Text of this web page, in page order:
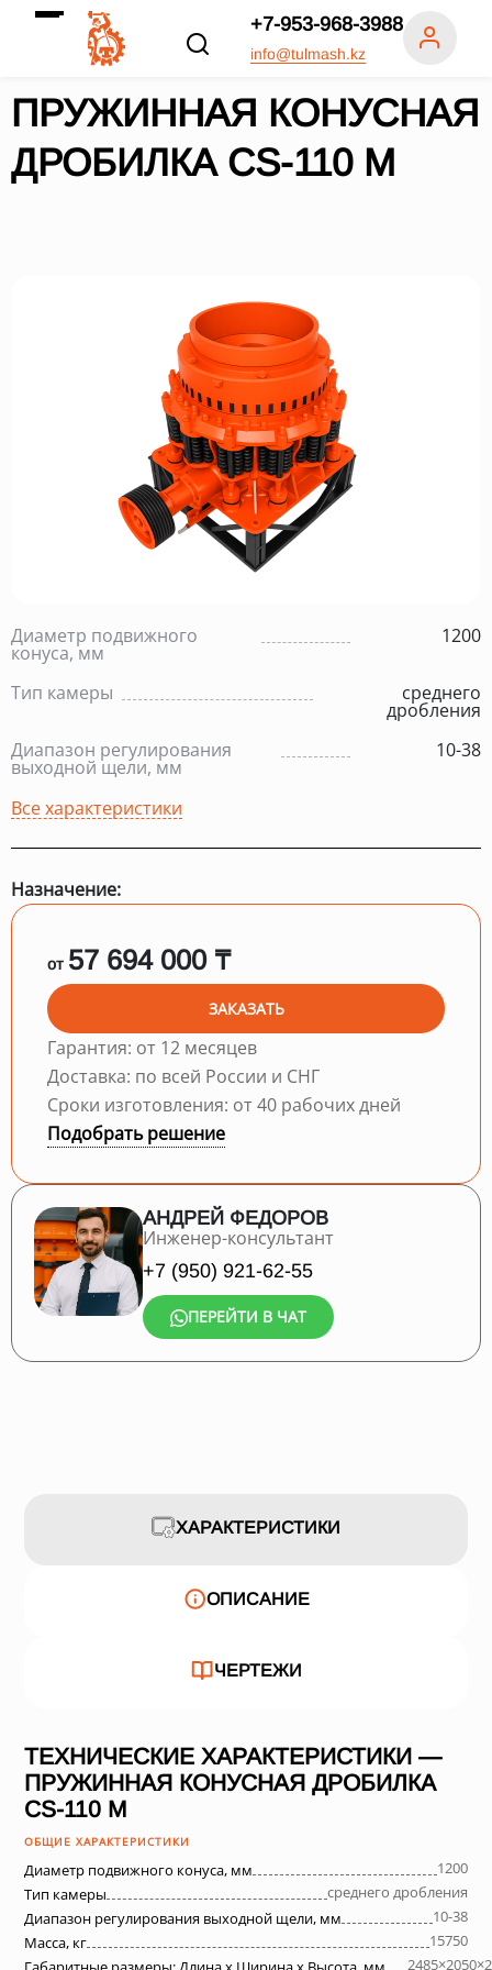
+7-953-968-3988
info@tulmash.kz
ПРУЖИННАЯ КОНУСНАЯ
ДРОБИЛКА СS-110 M
Диаметр подвижного
конуса, мм
1200
Тип камеры среднего
дробления
Диапазон регулирования
выходной щели, мм
10-38
Все характеристики
Назначение:
от 57 694 000 ₸
ЗАКАЗАТЬ
Гарантия: от 12 месяцев
Доставка: по всей России и СНГ
Сроки изготовления: от 40 рабочих дней
Подобрать решение
АНДРЕЙ ФЕДОРОВ
Инженер-консультант
+7 (950) 921-62-55
ПЕРЕЙТИ В ЧАТ
ХАРАКТЕРИСТИКИ
ОПИСАНИЕ
ЧЕРТЕЖИ
ТЕХНИЧЕСКИЕ ХАРАКТЕРИСТИКИ —
ПРУЖИННАЯ КОНУСНАЯ ДРОБИЛКА
СS-110 M
ОБЩИЕ ХАРАКТЕРИСТИКИ
Диаметр подвижного конуса, мм
1200
Тип камеры
среднего дробления
Диапазон регулирования выходной щели, мм
10-38
Масса, кг
15750